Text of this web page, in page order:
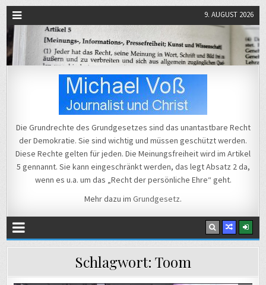
9. AUGUST 2026
Michael Voß
Die Grundrechte des Grundgesetzes sind das unantastbare Recht
der Demokratie. Sie sind wichtig und müssen geschützt werden.
Diese Rechte gelten für jeden. Die Meinungsfreiheit wird im Artikel
5 gennannt. Sie kann eingeschränkt werden, das legt Absatz 2 da,
wenn es u.a. um das „Recht der persönliche Ehre“ geht.
Mehr dazu im Grundgesetz.
Schlagwort: Toom